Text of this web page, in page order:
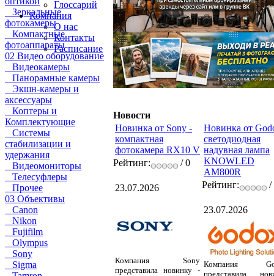
Глоссарий
Компания
О нас
Контакты
Расписание
Зеркальные
фотокамеры
Компактные
фотоаппараты
02 Видео оборудование
Видеокамеры
Панорамные камеры
Экшн-камеры и
аксессуары
Коптеры и
Комплектующие
Системы
стабилизации и
удержания
Видеомониторы
Телесуфлеры
Прочее
03 Объективы
Canon
Nikon
Fujifilm
Olympus
Sony
Sigma
Новости
Новинка от Sony -
компактная
фотокамера RX10 V
Рейтинг:
/ 0
23.07.2026
Компания Sony
представила новинку -
Новинка от
светодиодная
надувная лампа
KNOWLED
AM800R
Рейтинг:
/
23.07.2026
Компания
представила